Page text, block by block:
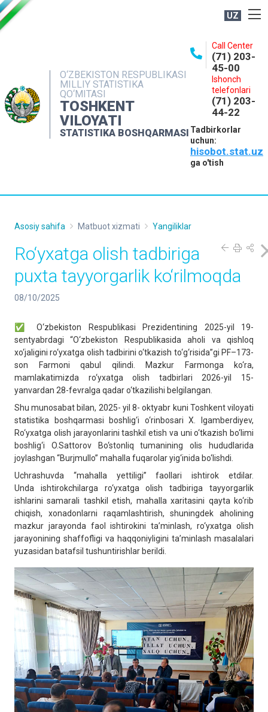
UZ
O‘ZBEKISTON RESPUBLIKASI
MILLIY STATISTIKA
QO‘MITASI
TOSHKENT
VILOYATI
STATISTIKA BOSHQARMASI
Call Center
(71) 203-
45-00
Ishonch
telefonlari
(71) 203-
44-22
Tadbirkorlar
uchun:
hisobot.stat.uz
ga o'tish
NASHRLAR
INTERAKTIV XIZMATLAR
MATBUOT XIZMATI
Asosiy sahifa Matbuot xizmati Yangiliklar
Ro‘yxatga olish tadbiriga
puxta tayyorgarlik ko‘rilmoqda
08/10/2025
✅ O‘zbekiston Respublikasi Prezidentining 2025-yil 19-
sentyabrdagi “O‘zbekiston Respublikasida aholi va qishloq
xo‘jaligini ro‘yxatga olish tadbirini o‘tkazish to‘g‘risida”gi PF–173-
son Farmoni qabul qilindi. Mazkur Farmonga ko‘ra,
mamlakatimizda ro‘yxatga olish tadbirlari 2026-yil 15-
yanvardan 28-fevralga qadar o‘tkazilishi belgilangan.
Shu munosabat bilan, 2025- yil 8- oktyabr kuni Toshkent viloyati
statistika boshqarmasi boshlig‘i o‘rinbosari X. Igamberdiyev,
Ro‘yxatga olish jarayonlarini tashkil etish va uni o‘tkazish bo‘limi
boshlig‘i O.Sattorov Bo‘stonliq tumanining olis hududlarida
joylashgan “Burjmullo” mahalla fuqarolar yig‘inida bo‘lishdi.
Uchrashuvda “mahalla yettiligi” faollari ishtirok etdilar.
Unda ishtirokchilarga ro‘yxatga olish tadbiriga tayyorgarlik
ishlarini samarali tashkil etish, mahalla xaritasini qayta ko‘rib
chiqish, xonadonlarni raqamlashtirish, shuningdek aholining
mazkur jarayonda faol ishtirokini ta’minlash, ro‘yxatga olish
jarayonining shaffofligi va haqqoniyligini ta’minlash masalalari
yuzasidan batafsil tushuntirishlar berildi.